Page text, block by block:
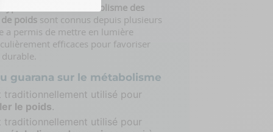
de confidentialité, en garantissant la conformité avec
sur le métabolisme des
poidssont connus depuis plusieurs
a permis de mettre en lumière
efficaces pour favoriser
guarana sur le métabolisme
traditionnellement utilisé pour
le poids.
traditionnellement utilisé pour